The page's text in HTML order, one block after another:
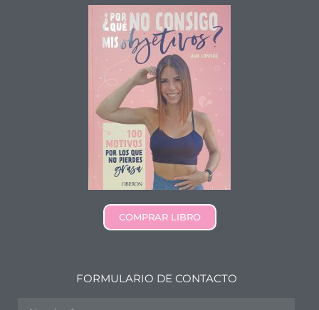
COMPRAR LIBRO
FORMULARIO DE CONTACTO